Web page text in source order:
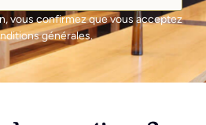
vous confirmez que vous acceptez
générales.